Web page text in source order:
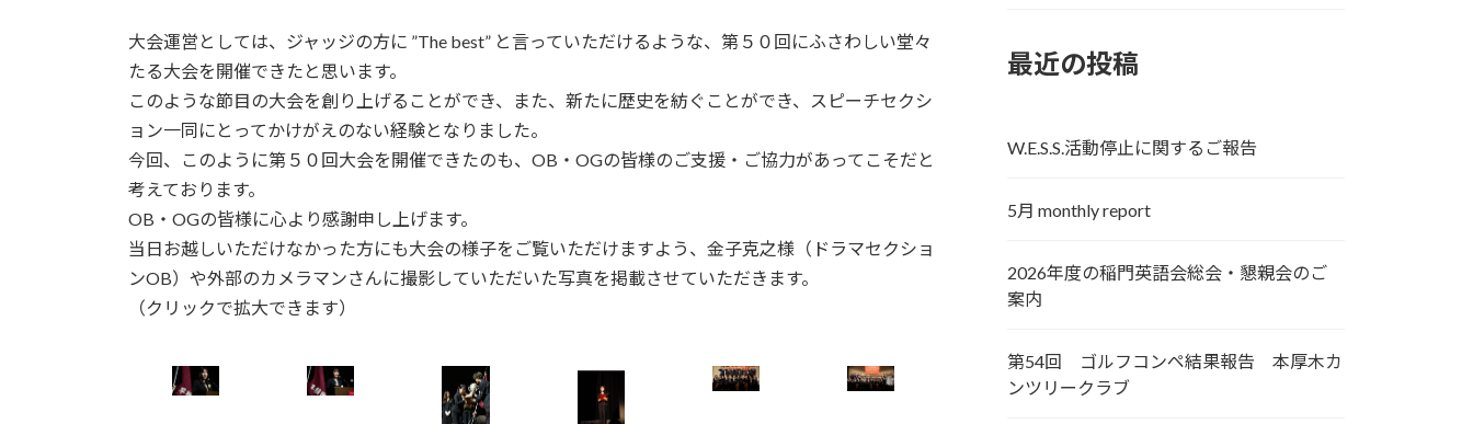
大会運営としては、ジャッジの方に ”The best” と言っていただけるような、第５０回にふさわしい堂々
たる大会を開催できたと思います。
このような節目の大会を創り上げることができ、また、新たに歴史を紡ぐことができ、スピーチセクシ
ョン一同にとってかけがえのない経験となりました。
今回、このように第５０回大会を開催できたのも、OB・OGの皆様のご支援・ご協力があってこそだと
考えております。
OB・OGの皆様に心より感謝申し上げます。
当日お越しいただけなかった方にも大会の様子をご覧いただけますよう、金子克之様（ドラマセクショ
ンOB）や外部のカメラマンさんに撮影していただいた写真を掲載させていただきます。
（クリックで拡大できます）
最近の投稿
W.E.S.S.活動停止に関するご報告
5月 monthly report
2026年度の稲門英語会総会・懇親会のご
案内
第54回 ゴルフコンペ結果報告 本厚木カ
ンツリークラブ